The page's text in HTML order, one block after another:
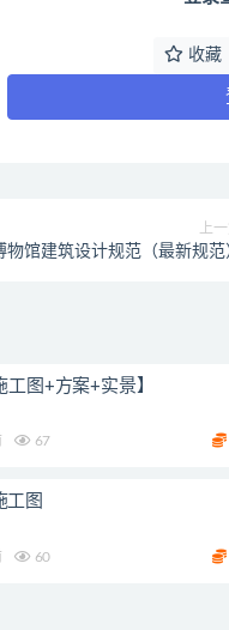
收藏
上
物馆建筑设计规范（最新规范
图+方案+实景】
67
工图
60